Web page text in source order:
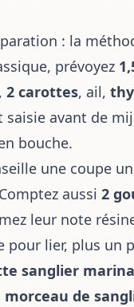
: la
prévoyez
, 2 carottes, ail,
avant de
bouche.
une coupe
aussi 2
leur note
lier, plus un
sanglier
de